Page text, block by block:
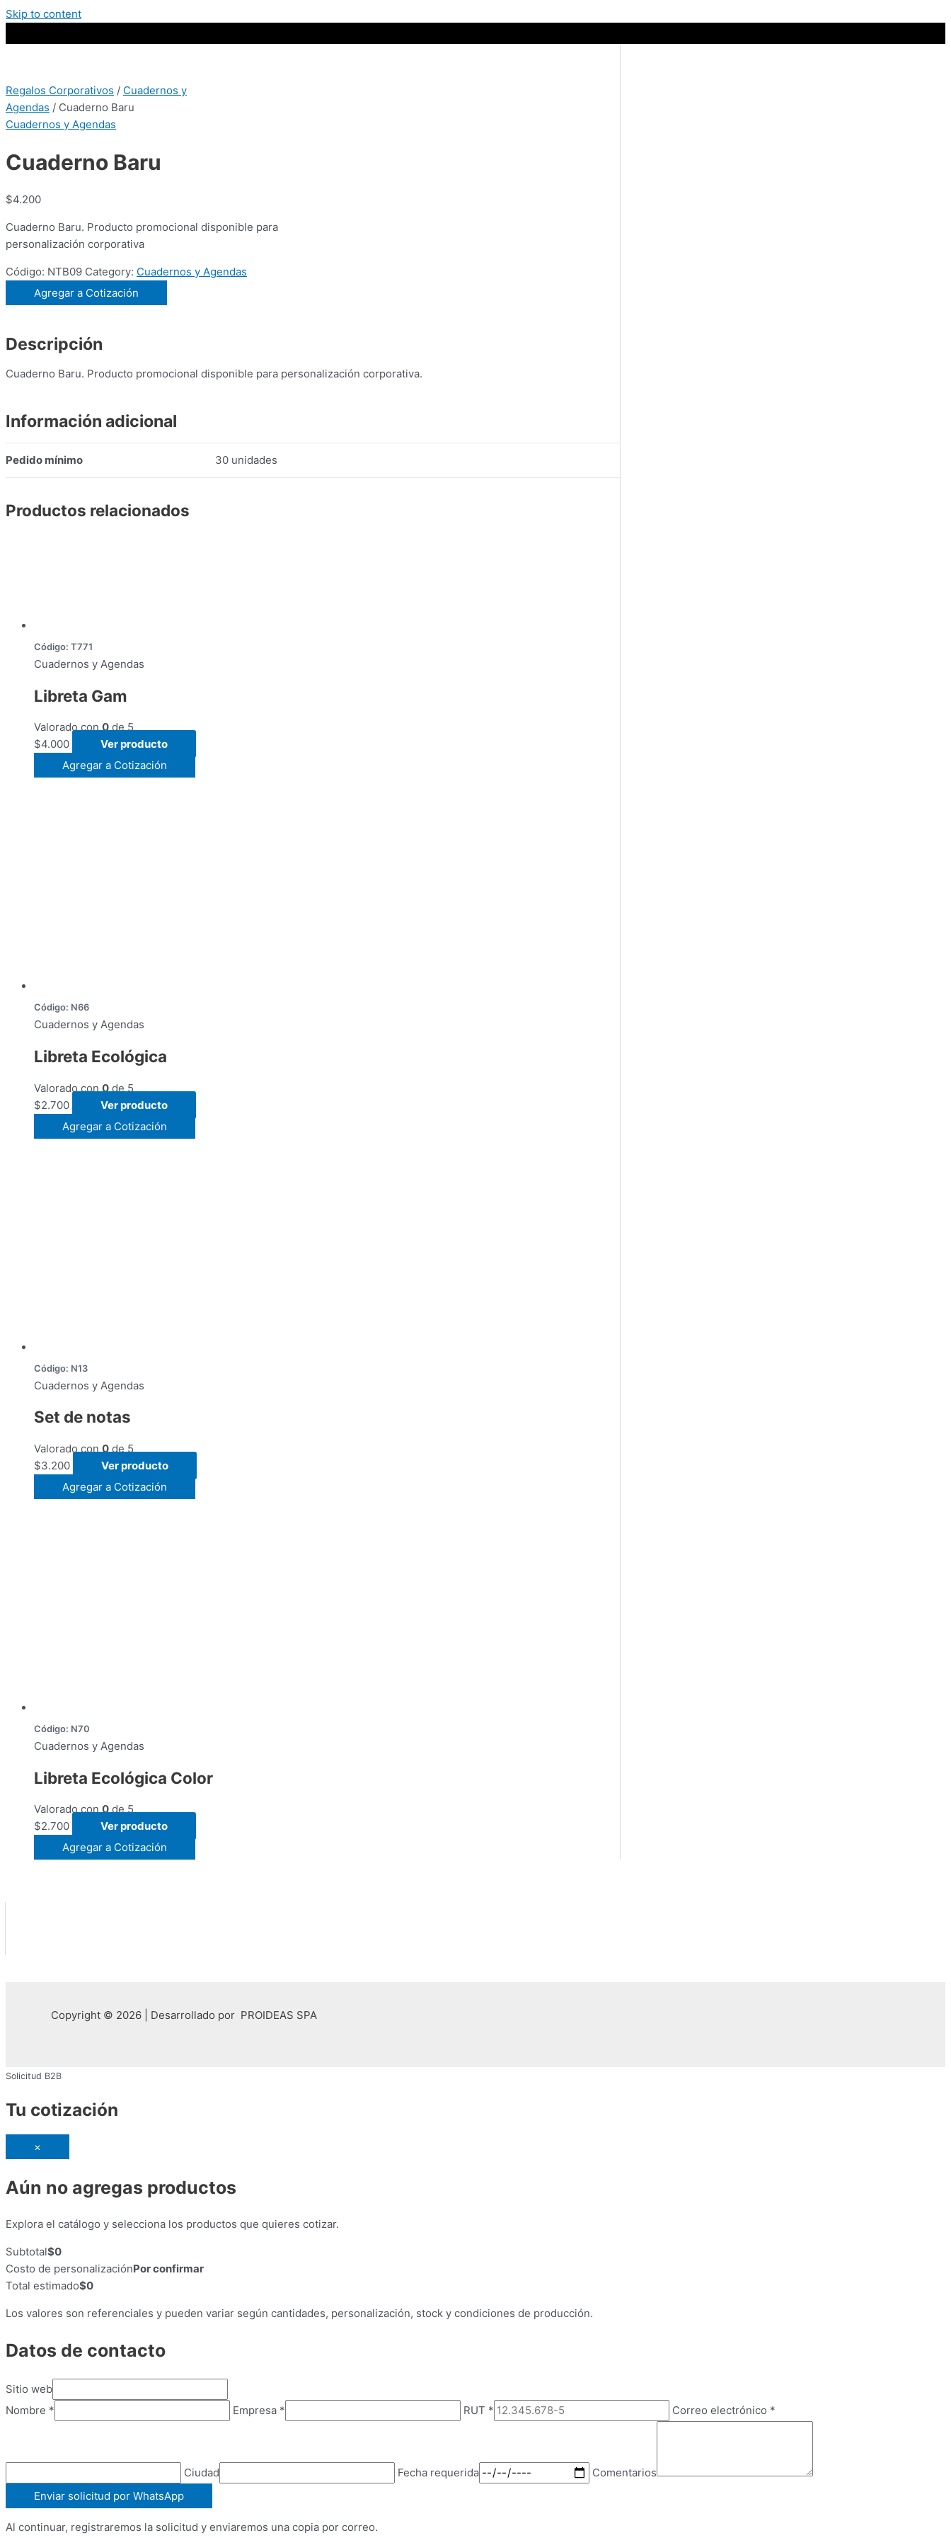
Skip to content
Regalos Corporativos / Cuadernos y
Agendas / Cuaderno Baru
Cuadernos y Agendas
Cuaderno Baru
$4.200
Cuaderno Baru. Producto promocional disponible para
personalización corporativa
Código: NTB09 Category: Cuadernos y Agendas
Agregar a Cotización
Descripción
Cuaderno Baru. Producto promocional disponible para personalización corporativa.
Información adicional
Pedido mínimo 30 unidades
Productos relacionados
Código: T771
Cuadernos y Agendas
Libreta Gam
Valorado con0de 5
$4.000
Ver producto
Agregar a Cotización
Código: N66
Cuadernos y Agendas
Libreta Ecológica
Valorado con 0 de 5
$2.700
Ver producto
Agregar a Cotización
Código: N13
Cuadernos y Agendas
Set de notas
Valorado con0de 5
$3.200
Ver producto
Agregar a Cotización
Código: N70
Cuadernos y Agendas
Libreta Ecológica Color
Valorado con0de 5
$2.700
Ver producto
Agregar a Cotización
Copyright © 2026 | Desarrollado por PROIDEAS SPA
Solicitud B2B
Tu cotización
×
Aún no agregas productos
Explora el catálogo y selecciona los productos que quieres cotizar.
Subtotal$0
Costo de personalizaciónPor confirmar
Total estimado$0
Los valores son referenciales y pueden variar según cantidades, personalización, stock y condiciones de producción.
Datos de contacto
Sitio web
Nombre * Empresa * RUT * Correo electrónico *
Ciudad Fecha requerida
Comentarios
Enviar solicitud por WhatsApp
Al continuar, registraremos la solicitud y enviaremos una copia por correo.